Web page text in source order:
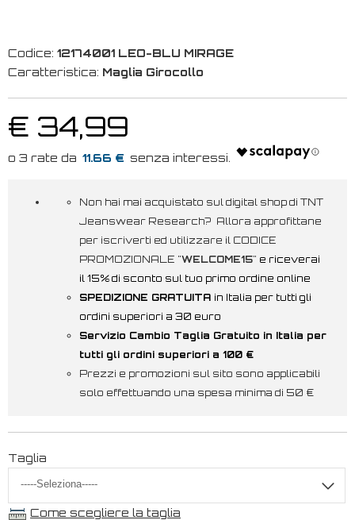
Codice: 12174001 LEO-BLU MIRAGE
Caratteristica: Maglia Girocollo
€ 34,99
11.66 €
Non hai mai acquistato sul digital shop di TNT
Jeanswear Research? Allora approfittane
per iscriverti ed utilizzare il CODICE
PROMOZIONALE "WELCOME15" e riceverai
il 15% di sconto sul tuo primo ordine online
SPEDIZIONE GRATUITA in Italia per tutti gli
ordini superiori a 30 euro
Servizio Cambio Taglia Gratuito in Italia per
tutti gli ordini superiori a 100 €
Prezzi e promozioni sul sito sono applicabili
solo effettuando una spesa minima di 50 €
Taglia
Come scegliere la taglia